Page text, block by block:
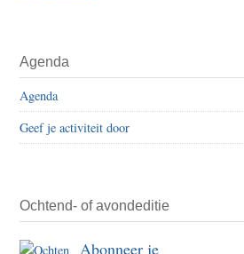
Agenda
Agenda
Geef je activiteit door
Ochtend- of avondeditie
Abonneer je